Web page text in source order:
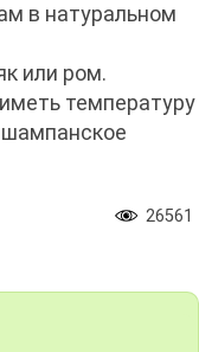
в натуральном
или ром.
температуру
шампанское
26561